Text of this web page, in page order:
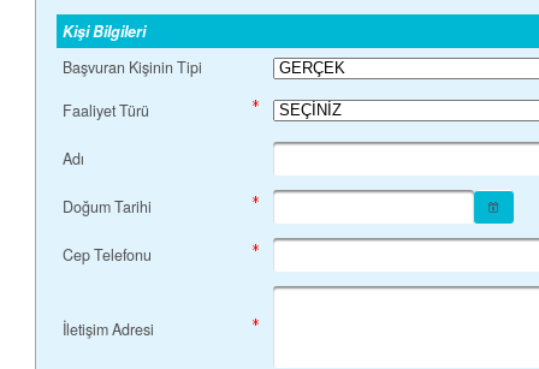
Kişi Bilgileri
Başvuran Kişinin Tipi
Faaliyet Türü
Adı
Doğum Tarihi
Cep Telefonu
İletişim Adresi